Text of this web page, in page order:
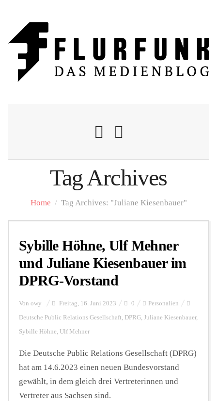
Nachrichten
Personalien
Hintergrund
FUNKTURM-Beiträge
Podcast
Seminare
Tag Archives
Home / Tag Archives: "Juliane Kiesenbauer"
Sybille Höhne, Ulf Mehner
und Juliane Kiesenbauer im
DPRG-Vorstand
Von owy Freitag, 16. Juni 2023 0 Personalien
Deutsche Public Relations Gesellschaft, DPRG, Juliane Kiesenbauer,
Sybille Höhne, Ulf Mehner
Die Deutsche Public Relations Gesellschaft (DPRG)
hat am 14.6.2023 einen neuen Bundesvorstand
gewählt, in dem gleich drei Vertreterinnen und
Vertreter aus Sachsen sind.